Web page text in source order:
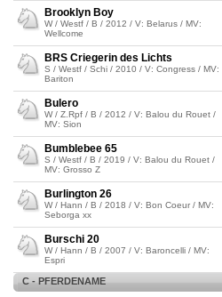
Brooklyn Boy
W / Westf / B / 2012 / V: Belarus / MV:
Wellcome
BRS Criegerin des Lichts
S / Westf / Schi / 2010 / V: Congress / MV:
Bariton
Bulero
W / Z.Rpf / B / 2012 / V: Balou du Rouet /
MV: Sion
Bumblebee 65
S / Westf / B / 2019 / V: Balou du Rouet /
MV: Grosso Z
Burlington 26
W / Hann / B / 2018 / V: Bon Coeur / MV:
Seborga xx
Burschi 20
W / Hann / B / 2007 / V: Baroncelli / MV:
Espri
C - PFERDENAME